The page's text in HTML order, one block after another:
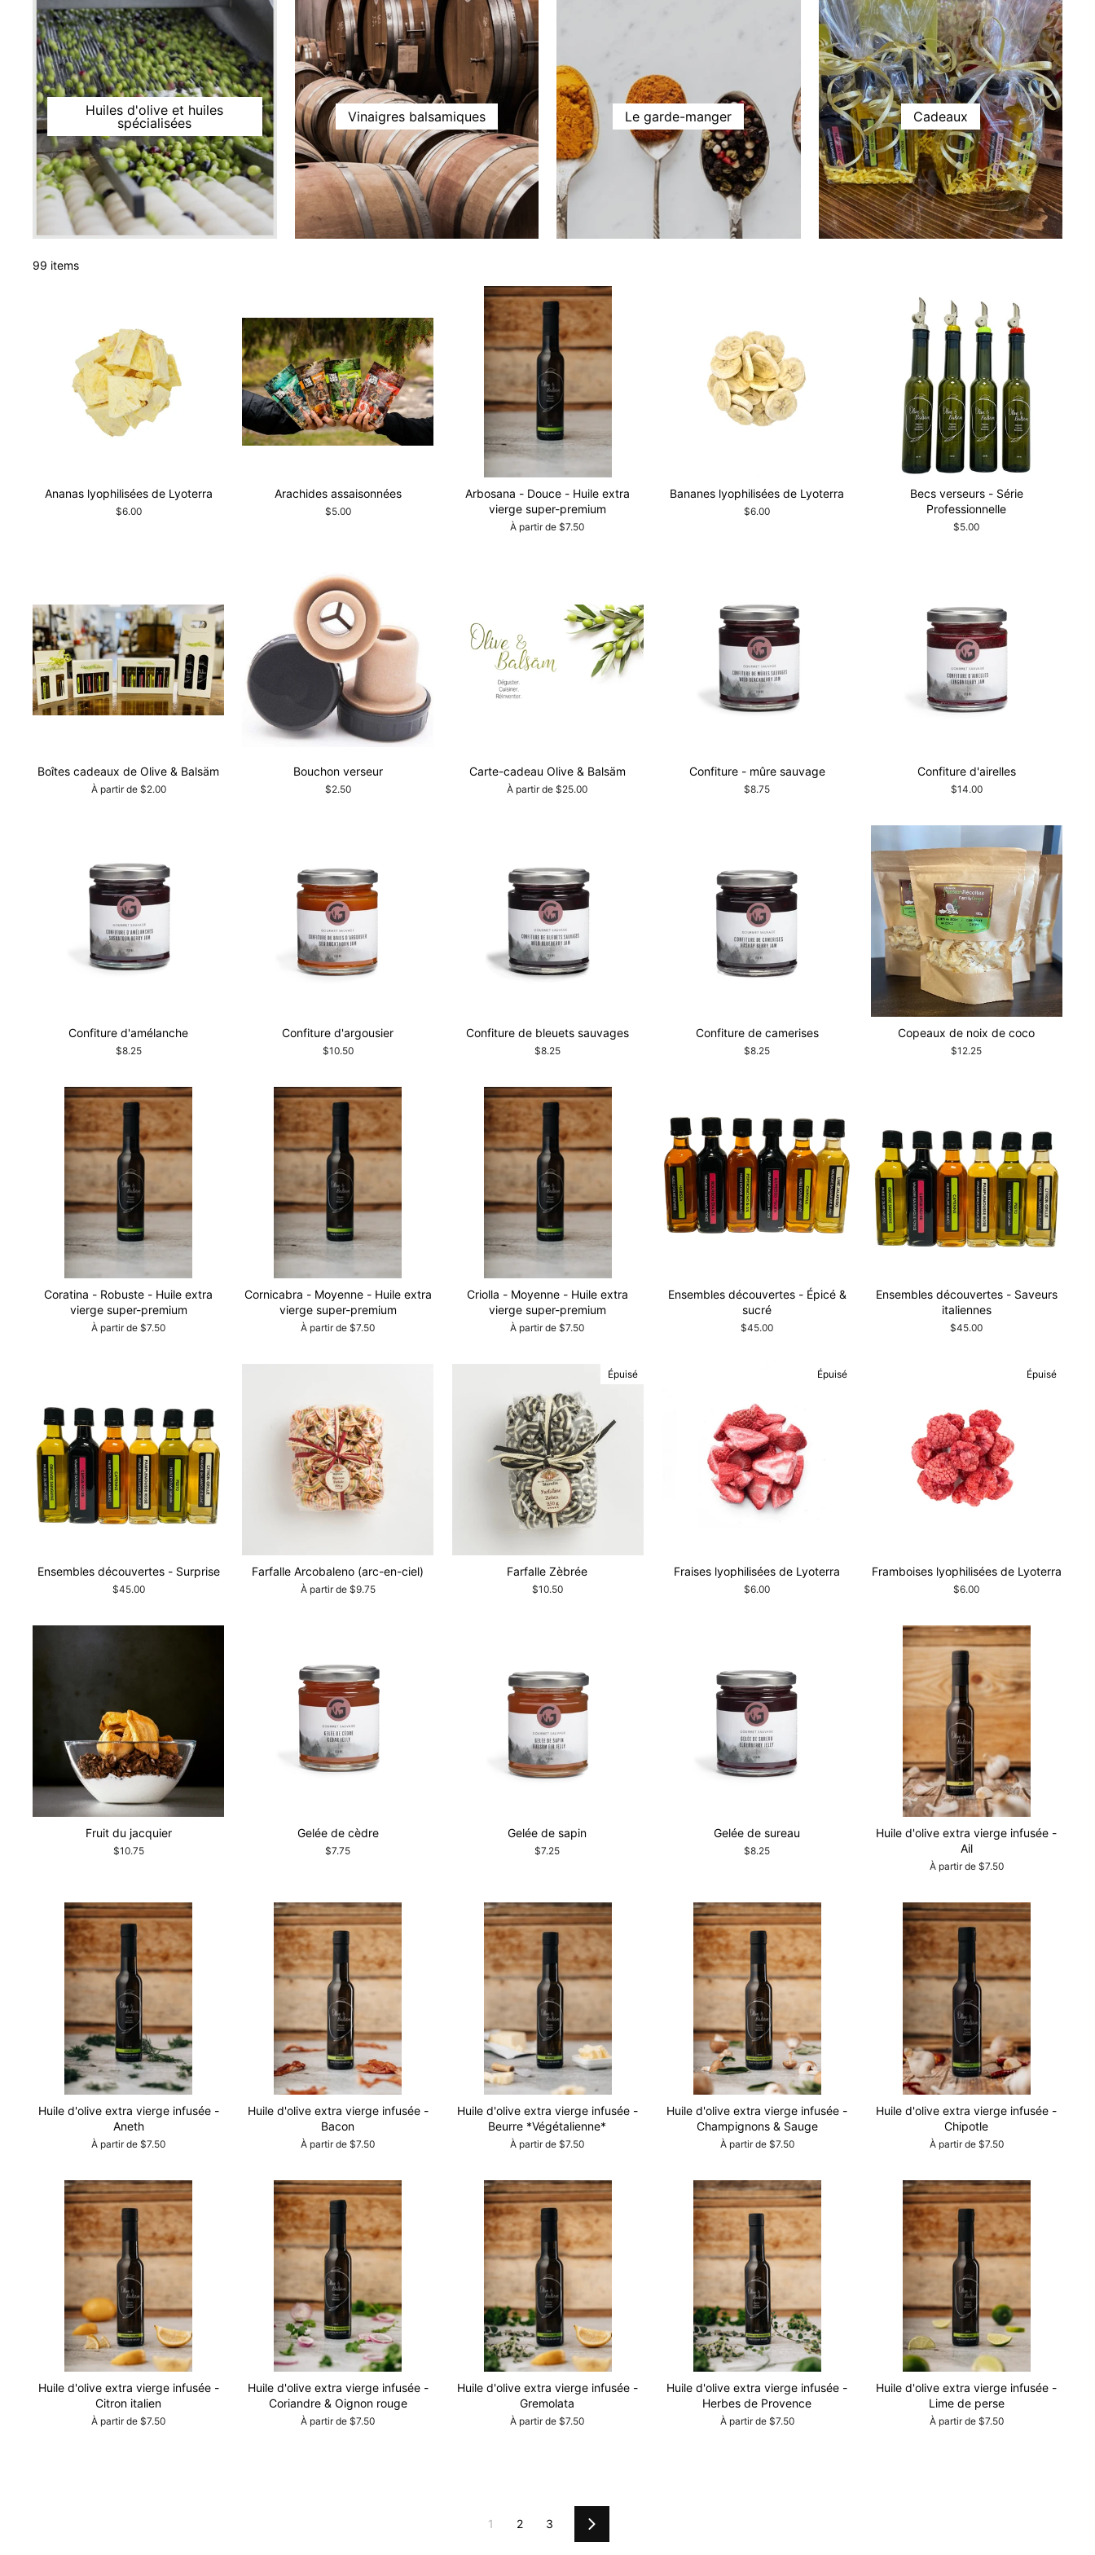
Huiles d'olive et huiles
spécialisées
Vinaigres balsamiques Le garde-manger Cadeaux
99 items
Ananas lyophilisées de Lyoterra
$6.00
Arachides assaisonnées
$5.00
Arbosana - Douce - Huile extra
vierge super-premium
À partir de $7.50
Bananes lyophilisées de Lyoterra
$6.00
Becs verseurs - Série
Professionnelle
$5.00
Boîtes cadeaux de Olive & Balsäm
À partir de $2.00
Bouchon verseur
$2.50
Carte-cadeau Olive & Balsäm
À partir de $25.00
Confiture - mûre sauvage
$8.75
Confiture d'airelles
$14.00
Confiture d'amélanche
$8.25
Confiture d'argousier
$10.50
Confiture de bleuets sauvages
$8.25
Confiture de camerises
$8.25
Copeaux de noix de coco
$12.25
Coratina - Robuste - Huile extra
vierge super-premium
À partir de $7.50
Cornicabra - Moyenne - Huile extra
vierge super-premium
À partir de $7.50
Criolla - Moyenne - Huile extra
vierge super-premium
À partir de $7.50
Ensembles découvertes - Épicé &
sucré
$45.00
Ensembles découvertes - Saveurs
italiennes
$45.00
Ensembles découvertes - Surprise
$45.00
Farfalle Arcobaleno (arc-en-ciel)
À partir de $9.75
Épuisé
Farfalle Zèbrée
$10.50
Épuisé
Fraises lyophilisées de Lyoterra
$6.00
Épuisé
Framboises lyophilisées de Lyoterra
$6.00
Fruit du jacquier
$10.75
Gelée de cèdre
$7.75
Gelée de sapin
$7.25
Gelée de sureau
$8.25
Huile d'olive extra vierge infusée -
Ail
À partir de $7.50
Huile d'olive extra vierge infusée -
Aneth
À partir de $7.50
Huile d'olive extra vierge infusée -
Bacon
À partir de $7.50
Huile d'olive extra vierge infusée -
Beurre *Végétalienne*
À partir de $7.50
Huile d'olive extra vierge infusée -
Champignons & Sauge
À partir de $7.50
Huile d'olive extra vierge infusée -
Chipotle
À partir de $7.50
Huile d'olive extra vierge infusée -
Citron italien
À partir de $7.50
Huile d'olive extra vierge infusée -
Coriandre & Oignon rouge
À partir de $7.50
Huile d'olive extra vierge infusée -
Gremolata
À partir de $7.50
Huile d'olive extra vierge infusée -
Herbes de Provence
À partir de $7.50
Huile d'olive extra vierge infusée -
Lime de perse
À partir de $7.50
1 2 3 Suivant